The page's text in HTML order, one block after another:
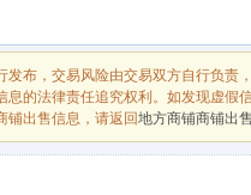
发布，交易风险由交易双方自行负责
息的法律责任追究权利。如发现虚假
铺出售信息，请返回地方商铺商铺出售